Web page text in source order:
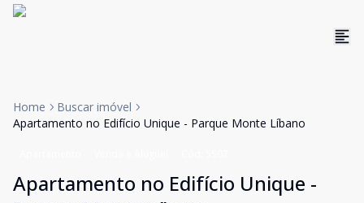
Home
Buscar imóvel
Apartamento no Edifício Unique - Parque Monte Líbano
Apartamento no Edifício Unique -